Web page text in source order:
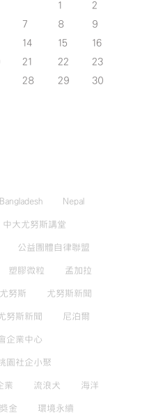
1
2
7 8
9
14 15
16
21 22
23
28 29
30
Bangladesh Nepal
中大尤努斯講堂
公益團體自律聯盟
塑膠微粒 孟加拉
尤努斯 尤努斯新聞
努斯新聞 尼泊爾
企業中心
園社企小聚
業 流浪犬 海洋
獎金 環境永續